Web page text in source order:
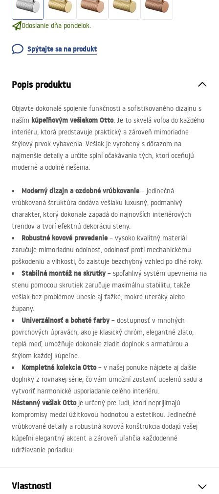
Odoslanie dňa pondelok.
Spýtajte sa na produkt
Popis produktu
Objavte dokonalé spojenie funkčnosti a sofistikovaného dizajnu s
naším kúpeľňovým vešiakom Otto. Je to skvelá voľba do každého
interiéru, ktorá predstavuje praktický a zároveň mimoriadne
štýlový prvok vybavenia. Vešiak je vyrobený s dôrazom na
najmenšie detaily a určite splní očakávania tých, ktorí oceňujú
moderné a odolné riešenia.
Moderný dizajn a ozdobné vrúbkovanie – jedinečná
vrúbkovaná štruktúra dodáva vešiaku luxusný, podmanivý
charakter, ktorý dokonale zapadá do najnovších interiérových
trendov a tvorí efektnú dekoráciu steny.
Robustné kovové prevedenie – vysoko kvalitný materiál
zaručuje mimoriadnu odolnosť, odolnosť proti mechanickému
poškodeniu a vlhkosti, čo zaisťuje bezchybný vzhled po dlhé roky.
Stabilná montáž na skrutky– spoľahlivý systém upevnenia na
stenu pomocou skrutiek zaručuje maximálnu stabilitu, takže
vešiak bez problémov unesie aj ťažké, mokré uteráky alebo
župany.
Univerzálnosť a bohaté farby– dostupnosť v mnohých
povrchových úpravách, ako je klasický chróm, elegantné zlato,
teplá meď, umožňuje dokonale zladiť doplnok s armatúrou a
štýlom každej kúpeľne.
Kompletná kolekcia Otto– v našej ponuke nájdete aj ďalšie
doplnky z rovnakej série, čo vám umožní zostaviť ucelenú sadu a
vytvoriť harmonické usporiadanie celého interiéru.
Nástenný vešiak Ottoje určený pre ľudí, ktorí neprijímajú
kompromisy medzi úžitkovou hodnotou a estetikou. Jedinečné
vrúbkované detaily a robustná kovová konštrukcia dodajú vašej
kúpeľni elegantný akcent a zároveň uľahčia každodenné
udržiavanie poriadku.
Vlastnosti